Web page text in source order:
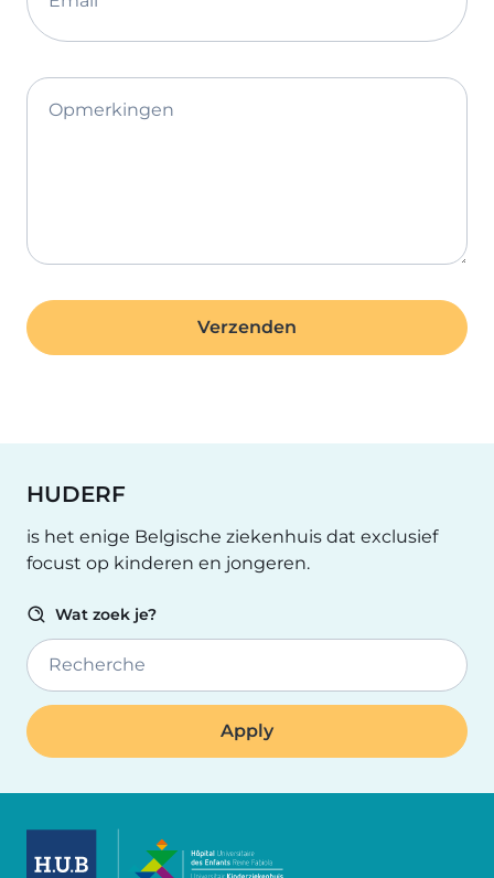
Opmerkingen
HUDERF
is het enige Belgische ziekenhuis dat exclusief
focust op kinderen en jongeren.
Wat zoek je?
Recherche